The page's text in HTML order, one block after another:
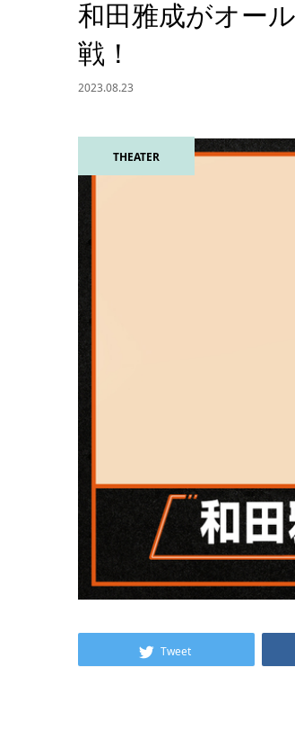
和⽥雅成がオー
戦！
2023.08.23
THEATER
Tweet